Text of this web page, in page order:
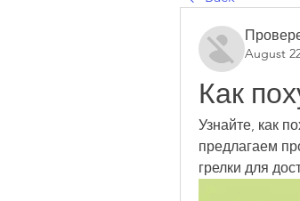
August
Как
Узнайте, как
предлагаем
грелки для